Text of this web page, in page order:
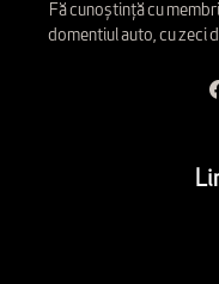
Fă cunoștință cu
domentiul auto, cu zeci